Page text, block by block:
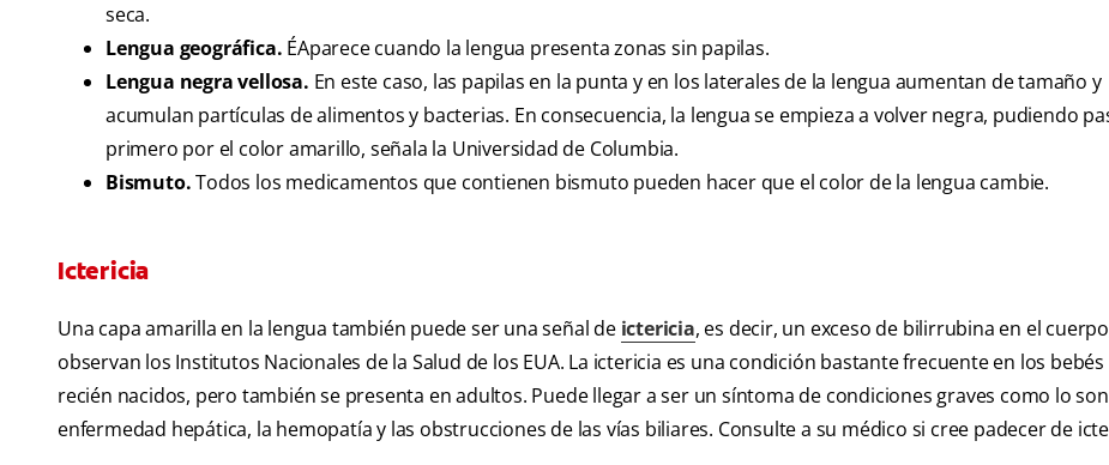
seca.
Lengua geográfica. ÉAparece cuando la lengua presenta zonas sin papilas.
Lengua negra vellosa. En este caso, las papilas en la punta y en los laterales de la lengua aumentan de tamaño y
acumulan partículas de alimentos y bacterias. En consecuencia, la lengua se empieza a volver negra, pudiendo
primero por el color amarillo, señala la Universidad de Columbia.
Bismuto.Todos los medicamentos que contienen bismuto pueden hacer que el color de la lengua cambie.
Ictericia
Una capa amarilla en la lengua también puede ser una señal de ictericia, es decir, un exceso de bilirrubina en el
observan los Institutos Nacionales de la Salud de los EUA. La ictericia es una condición bastante frecuente en los bebés
recién nacidos, pero también se presenta en adultos. Puede llegar a ser un síntoma de condiciones graves como lo
enfermedad hepática, la hemopatía y las obstrucciones de las vías biliares. Consulte a su médico si cree padecer de